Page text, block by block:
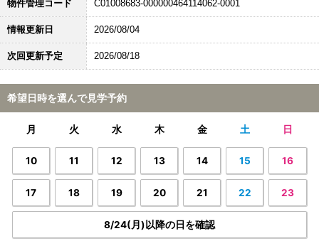
物件管理コード C01008683-000000464114062-0001
情報更新日 2026/08/04
次回更新予定 2026/08/18
希望日時を選んで見学予約
月 火 水 木 金 土 日
10 11 12 13 14 15 16
17 18 19 20 21 22 23
8/24(月)以降の日を確認